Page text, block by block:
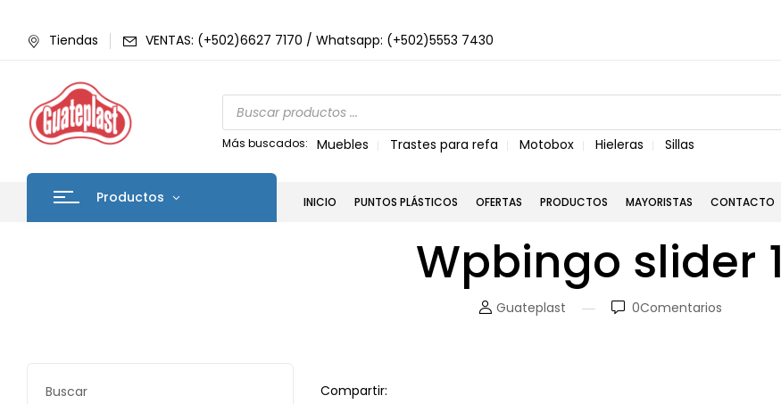
Tiendas VENTAS: (+502)6627 7170 / Whatsapp: (+502)5553 7430
Más buscados: Muebles Trastes para refa Motobox Hieleras Sillas
Productos INICIO PUNTOS PLÁSTICOS OFERTAS PRODUCTOS MAYORISTAS CONTACTO
Wpbingo slider 1
Guateplast 0Comentarios
Buscar
Compartir: